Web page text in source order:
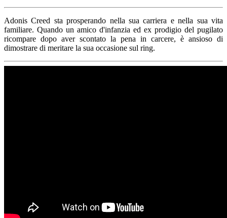
Adonis Creed sta prosperando nella sua carriera e nella sua vita
familiare. Quando un amico d'infanzia ed ex prodigio del pugilato
ricompare dopo aver scontato la pena in carcere, è ansioso di
dimostrare di meritare la sua occasione sul ring.